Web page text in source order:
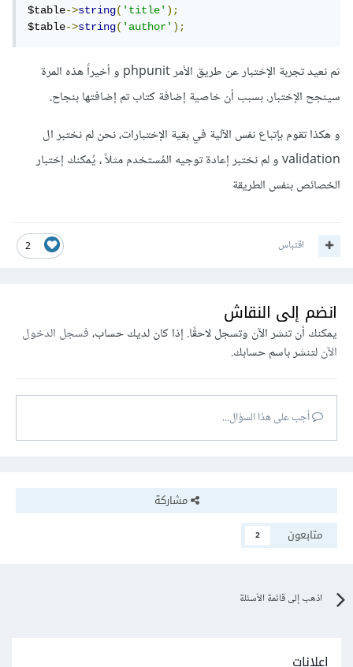
$table->string('title');
$table->string('author');
ثم نعيد تجربة الإختبار عن طريق الأمر phpunit و أخيراً هذه المرة
سينجح الإختبار. بسبب أن خاصية إضافة كتاب تم إضافتها بنجاح.
و هكذا تقوم بإتباع نفس الآلية في بقية الإختبارات، نحن لم نختبر ال
validation و لم نختبر إعادة توجيه المُستخدم مثلاً ، يُمكنك إختبار
الخصائص بنفس الطريقة
2 اقتباس
انضم إلى النقاش
يمكنك أن تنشر الآن وتسجل لاحقًا. إذا كان لديك حساب،فسجل الدخول
الآنلتنشر باسم حسابك.
أجب على هذا السؤال...
مشاركة
متابعون
2
اذهب إلى قائمة الأسئلة